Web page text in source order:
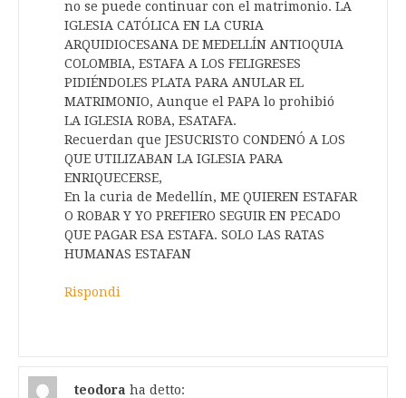
no se puede continuar con el matrimonio. LA
IGLESIA CATÓLICA EN LA CURIA
ARQUIDIOCESANA DE MEDELLÍN ANTIOQUIA
COLOMBIA, ESTAFA A LOS FELIGRESES
PIDIÉNDOLES PLATA PARA ANULAR EL
MATRIMONIO, Aunque el PAPA lo prohibió
LA IGLESIA ROBA, ESATAFA.
Recuerdan que JESUCRISTO CONDENÓ A LOS
QUE UTILIZABAN LA IGLESIA PARA
ENRIQUECERSE,
En la curia de Medellín, ME QUIEREN ESTAFAR
O ROBAR Y YO PREFIERO SEGUIR EN PECADO
QUE PAGAR ESA ESTAFA. SOLO LAS RATAS
HUMANAS ESTAFAN
Rispondi
teodora ha detto: